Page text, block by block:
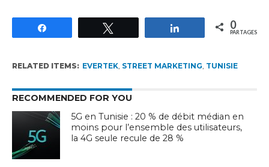
Partagez 0
PARTAGES
RELATED ITEMS: EVERTEK, STREET MARKETING, TUNISIE
RECOMMENDED FOR YOU
5G en Tunisie : 20 % de débit médian en
moins pour l’ensemble des utilisateurs,
la 4G seule recule de 28 %